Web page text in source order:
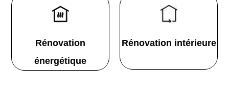
Rénovation
énergétique
Rénovation intérieure